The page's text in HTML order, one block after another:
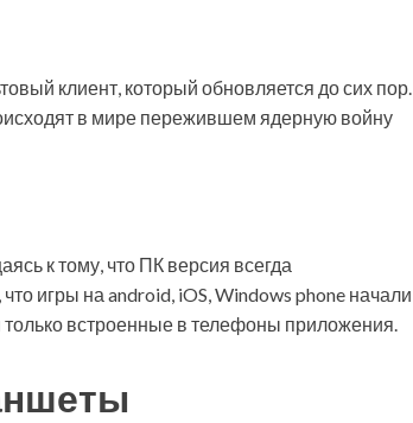
клиент, который обновляется до сих пор.
в мире пережившем ядерную войну
к тому, что ПК версия всегда
игры на android, iOS, Windows phone начали
встроенные в телефоны приложения.